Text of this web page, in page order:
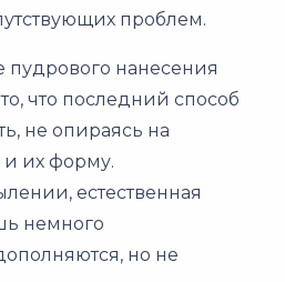
проблем.
нанесения
то, что последний способ
не опираясь на
и их форму.
естественная
немного
но не